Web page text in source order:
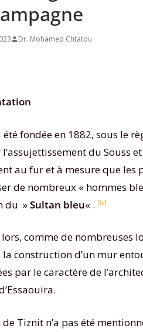
Dr. Mohamed Chtatou
été fondée en 1882, sous le
du Souss
au fur et à mesure que
de nombreux « hommes
du »Sultan bleu« . [iv]
comme de nombreuses
la construction d’un mur
par le caractère de
de Tiznit n’a pas été